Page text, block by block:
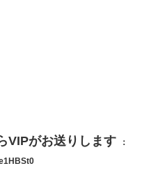
VIPがお送りします ：